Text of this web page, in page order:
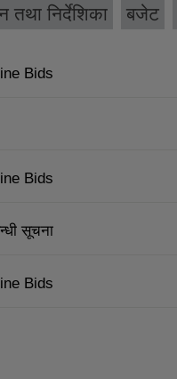
तथा निर्देशिका बजेट
Bids
Bids
सूचना
Bids